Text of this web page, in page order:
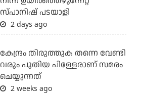
സ്പാനിഷ് പടയാളി
2 days ago
കേന്ദ്രം തിരുത്തുക തന്നെ വേണ്ടി
വരും പുതിയ പിള്ളേരാണ് സമരം
ചെയ്യുന്നത്
2 weeks ago